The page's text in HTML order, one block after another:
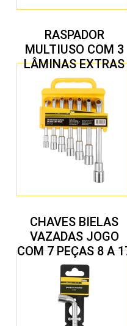
RASPADOR
MULTIUSO COM 3
LÂMINAS EXTRAS
CHAVES BIELAS
VAZADAS JOGO
COM 7 PEÇAS 8 A
MM